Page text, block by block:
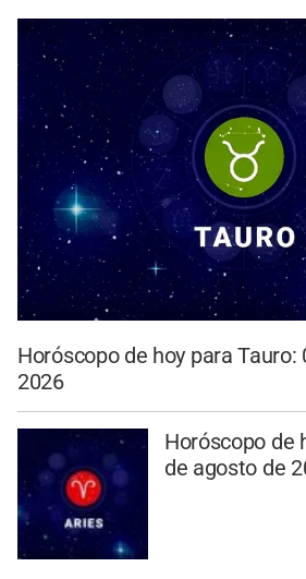
Horóscopo de hoy para Tauro:
2026
Horóscopo de
de agosto de